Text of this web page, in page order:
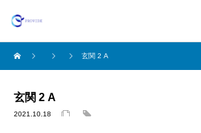
玄関 2 A
玄関 2 A
2021.10.18